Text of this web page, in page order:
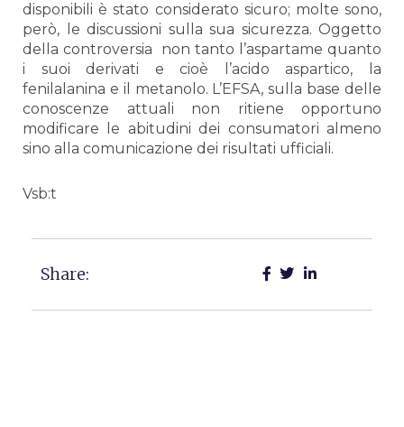
disponibili è stato considerato sicuro; molte sono,
però, le discussioni sulla sua sicurezza. Oggetto
della controversia
non tanto l’aspartame quanto
i suoi derivati e cioè l’acido aspartico, la
fenilalanina e il metanolo. L’EFSA, sulla base delle
conoscenze attuali non ritiene opportuno
modificare le abitudini dei consumatori almeno
sino alla comunicazione dei risultati ufficiali.
Vsb:t
Share: